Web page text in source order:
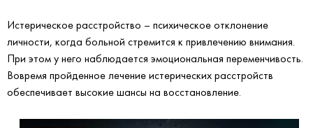
Истерическое расстройство – психическое отклонение
личности, когда больной стремится к привлечению внимания.
При этом у него наблюдается эмоциональная переменчивость.
Вовремя пройденное лечение истерических расстройств
обеспечивает высокие шансы на восстановление.